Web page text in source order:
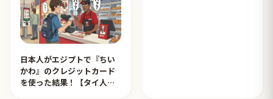
日本人がエジプトで『ちい
かわ』のクレジットカード
を使った結果！【タイ人の